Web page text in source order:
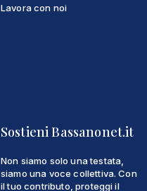
Lavora con noi
Sostieni Bassanonet.it
Non siamo solo una testata,
siamo una voce collettiva. Con
il tuo contributo, proteggi il